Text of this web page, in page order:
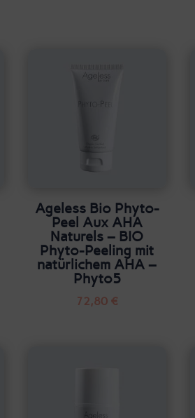
Ageless Bio Phyto-
Peel Aux AHA
Naturels – BIO
Phyto-Peeling mit
natürlichem AHA –
Phyto5
72,80 €